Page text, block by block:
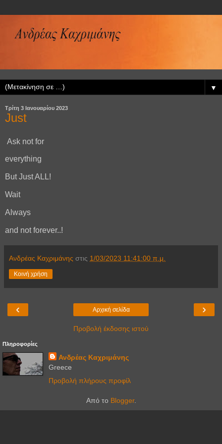
▼
Τρίτη 3 Ιανουαρίου 2023
Just
Ask not for
everything
But Just ALL!
Wait
Always
and not forever..!
Ανδρέας Καχριμάνης στις 1/03/2023 11:41:00 π.μ.
Κοινή χρήση
‹ ›
Αρχική σελίδα
Προβολή έκδοσης ιστού
Πληροφορίες
Ανδρέας Καχριμάνης
Greece
Προβολή πλήρους προφίλ
Από το Blogger.